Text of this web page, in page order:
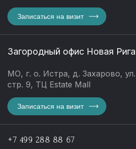
Записаться на визит
Загородный офис Новая Рига
МО, г. о. Истра, д. Захарово,
стр. 9, ТЦ Estate Mall
Записаться на визит
+7 499 288 88 67